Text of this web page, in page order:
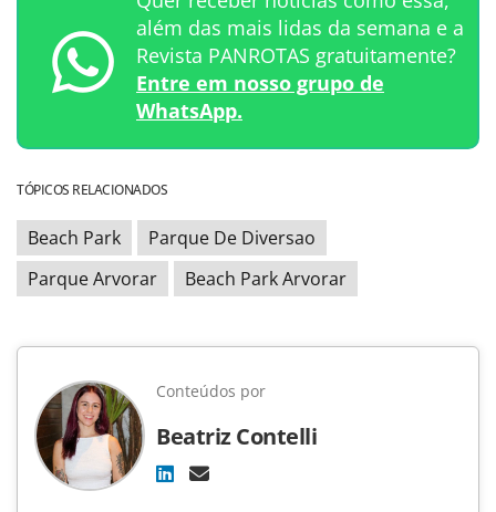
além das mais lidas da semana e a
Revista PANROTAS gratuitamente?
Entre em nosso grupo de
WhatsApp.
TÓPICOS RELACIONADOS
Beach Park
Parque De Diversao
Parque Arvorar
Beach Park Arvorar
Conteúdos por
Beatriz Contelli